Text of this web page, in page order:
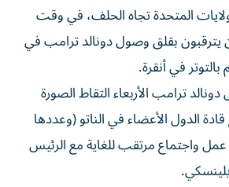
المتحدة تجاه الحلف، في وقت
يترقبون بقلق وصول دونالد ترامب في
في أنقرة.
ترامب الأربعاء التقاط الصورة
قادة الدول الأعضاء في الناتو (وعددها
عمل واجتماع مرتقب للغاية مع الرئيس